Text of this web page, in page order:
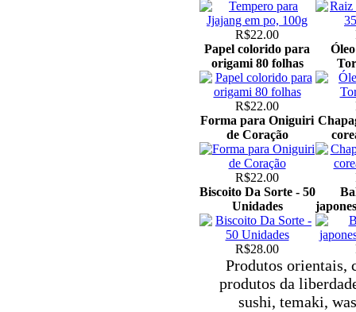
R$22.00
Papel colorido para
origami 80 folhas
R$22.00
Forma para Oniguiri
de Coração
R$22.00
Biscoito Da Sorte - 50
Unidades
R$28.00
Produtos orientais,
produtos da
sushi, temaki,